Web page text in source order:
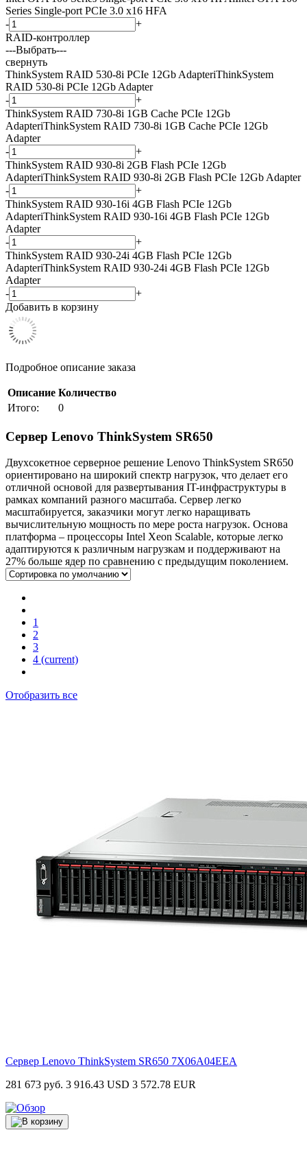
Series Single-port PCIe 3.0 x16 HFA
-
+
RAID-контроллер
---Выбрать---
свернуть
ThinkSystem RAID 530-8i PCIe 12Gb AdapteriThinkSystem
RAID 530-8i PCIe 12Gb Adapter
-
+
ThinkSystem RAID 730-8i 1GB Cache PCIe 12Gb
AdapteriThinkSystem RAID 730-8i 1GB Cache PCIe 12Gb
Adapter
-
+
ThinkSystem RAID 930-8i 2GB Flash PCIe 12Gb
AdapteriThinkSystem RAID 930-8i 2GB Flash PCIe 12Gb Adapter
-
+
ThinkSystem RAID 930-16i 4GB Flash PCIe 12Gb
AdapteriThinkSystem RAID 930-16i 4GB Flash PCIe 12Gb
Adapter
-
+
ThinkSystem RAID 930-24i 4GB Flash PCIe 12Gb
AdapteriThinkSystem RAID 930-24i 4GB Flash PCIe 12Gb
Adapter
-
+
Добавить в корзину
Подробное описание заказа
Описание Количество
Итого:
0
Сервер Lenovo ThinkSystem SR650
Двухсокетное серверное решение Lenovo ThinkSystem SR650
ориентировано на широкий спектр нагрузок, что делает его
отличной основой для развертывания IT-инфраструктуры в
рамках компаний разного масштаба. Сервер легко
масштабируется, заказчики могут легко наращивать
вычислительную мощность по мере роста нагрузок. Основа
платформа – процессоры Intel Xeon Scalable, которые легко
адаптируются к различным нагрузкам и поддерживают на
27% больше ядер по сравнению с предыдущим поколением.
1
2
3
4 (current)
Отобразить все
Сервер Lenovo ThinkSystem SR650 7X06A04EEA
281 673 руб. 3 916.43 USD 3 572.78 EUR